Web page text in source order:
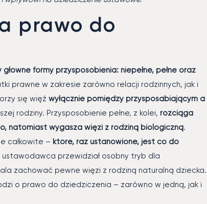
prawo do
formy przysposobienia: niepełne, pełne oraz
prawne w zakresie zarówno relacji rodzinnych, jak i
się więź wyłącznie pomiędzy przysposabiającym a
rodziny. Przysposobienie pełne, z kolei, rozciąga
natomiast wygasza więzi z rodziną biologiczną.
całkowite – które, raz ustanowione, jest co do
przewidział osobny tryb dla
zachować pewne więzi z rodziną naturalną dziecka.
o prawo do dziedziczenia – zarówno w jedną, jak i